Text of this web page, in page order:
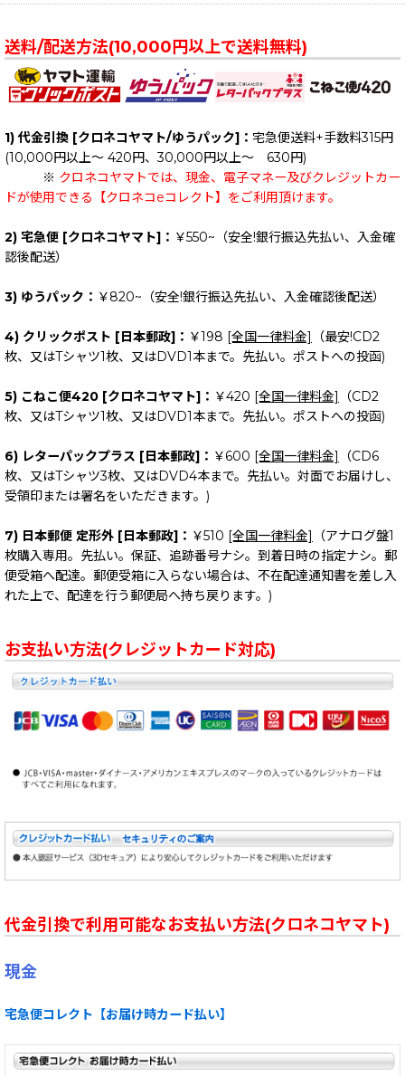
送料/配送方法(10,000円以上で送料無料)
1) 代金引換 [クロネコヤマト/ゆうパック]： 宅急便送料+手数料315円
(10,000円以上～ 420円、30,000円以上～ 630円)
※ クロネコヤマトでは、現金、電子マネー及びクレジットカー
ドが使用できる【クロネコeコレクト】をご利用頂けます。
2) 宅急便 [クロネコヤマト]： ￥550~（安全!銀行振込先払い、入金確
認後配送）
3) ゆうパック： ￥820~（安全!銀行振込先払い、入金確認後配送）
4) クリックポスト [日本郵政]： ￥198 [全国一律料金]
（最安!CD2
枚、又はTシャツ1枚、又はDVD1本まで。先払い。ポストへの投函)
5) こねこ便420 [クロネコヤマト]： ￥420 [全国一律料金]
（CD2
枚、又はTシャツ1枚、又はDVD1本まで。先払い。ポストへの投函)
6) レターパックプラス [日本郵政]： ￥600 [全国一律料金]
（CD6
枚、又はTシャツ3枚、又はDVD4本まで。先払い。対面でお届けし、
受領印または署名をいただきます。)
7) 日本郵便 定形外 [日本郵政]： ￥510 [全国一律料金]
（アナログ盤1
枚購入専用。先払い。保証、追跡番号ナシ。到着日時の指定ナシ。郵
便受箱へ配達。郵便受箱に入らない場合は、不在配達通知書を差し入
れた上で、配達を行う郵便局へ持ち戻ります。)
お支払い方法(クレジットカード対応)
代金引換で利用可能なお支払い方法(クロネコヤマト)
現金
宅急便コレクト【お届け時カード払い】